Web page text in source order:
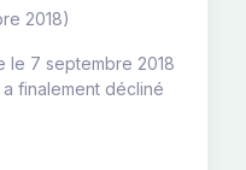
2018)
le 7 septembre 2018
finalement décliné